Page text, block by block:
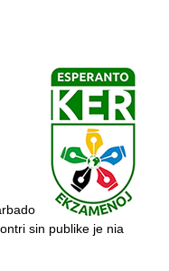
sin publike je nia